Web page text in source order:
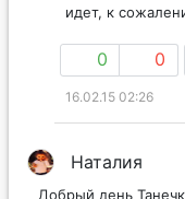
идет, к
0 0
16.02.15 02:26
Наталия
Добрый день